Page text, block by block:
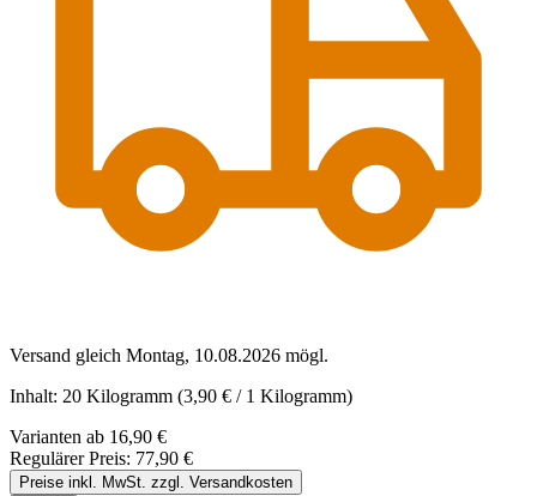
Versand gleich Montag, 10.08.2026 mögl.
Inhalt: 20 Kilogramm (3,90 € / 1 Kilogramm)
Varianten ab 16,90 €
Regulärer Preis: 77,90 €
Preise inkl. MwSt. zzgl. Versandkosten